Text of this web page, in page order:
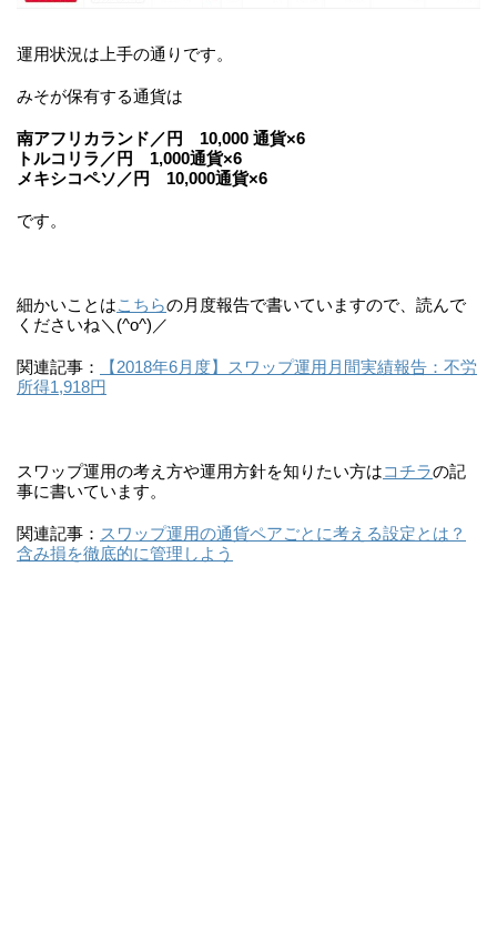
運用状況は上手の通りです。
みそが保有する通貨は
南アフリカランド／円 10,000 通貨×6
トルコリラ／円 1,000通貨×6
メキシコペソ／円 10,000通貨×6
です。
細かいことはこちらの月度報告で書いていますので、読んで
くださいね＼(^o^)／
関連記事：
【2018年6月度】スワップ運用月間実績報告：不労
所得1,918円
スワップ運用の考え方や運用方針を知りたい方はコチラの記
事に書いています。
関連記事： スワップ運用の通貨ペアごとに考える設定とは？
含み損を徹底的に管理しよう